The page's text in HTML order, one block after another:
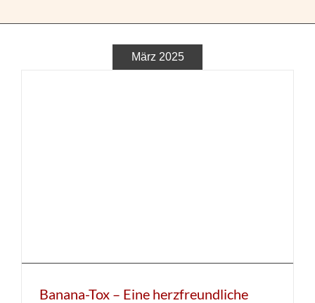
Po
März 2025
Banana-Tox – Eine herzfreundliche